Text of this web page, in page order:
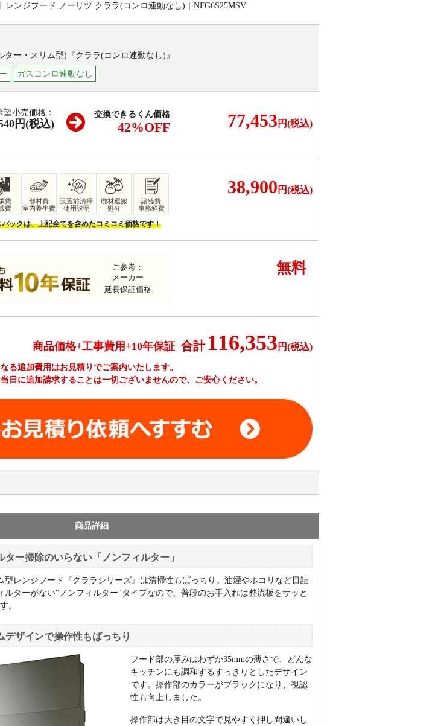
ー・スリム型)『クララ(コンロ連動なし)』
ガスコンロ連動なし
望小売価格：
円(税込)
交換できるくん価格
42%OFF 77,453 円(税込)
費
費
部材費
室内養生費
設置前清掃
使用説明
廃材運搬
処分
諸経費
事務経費
ックは、上記全てを含めたコミコミ価格です！
38,900 円(税込)
ご参考：
メーカー
延長保証価格
無料
商品価格+工事費用+10年保証 合計 116,353 円(税込)
る追加費用はお見積りでご案内いたします。
日に追加請求することは一切ございませんので、ご安心ください。
商品詳細
ター掃除のいらない「ノンフィルター」
型レンジフード『クララシリーズ』は清掃性もばっちり。油煙やホコリなど目詰
ルターがない"ノンフィルター"タイプなので、普段のお手入れは整流板をサッと
。
デザインで操作性もばっちり
フード部の厚みはわずか35mmの薄さで、どんな
キッチンにも調和するすっきりとしたデザイン
です。操作部のカラーがブラックになり、視認
性も向上しました。
操作部は大き目の文字で見やすく押し間違いし